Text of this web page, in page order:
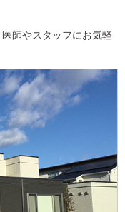
師やスタッフにお気軽